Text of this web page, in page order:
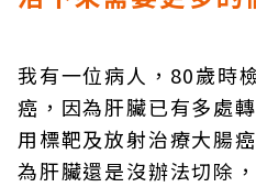
我有一位病人，80歲時
癌，因為肝臟已有多處
用標靶及放射治療大腸
為肝臟還是沒辦法切除